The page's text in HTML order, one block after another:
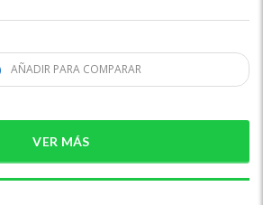
AÑADIR PARA COMPARAR
VER MÁS